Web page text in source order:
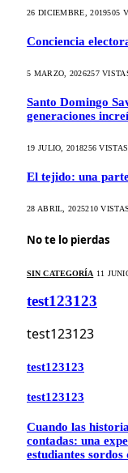
26 DICIEMBRE, 2019505
Conciencia
5 MARZO, 2026257
Santo Domingo
generaciones
19 JULIO, 2018256VISTAS
El tejido: una
28 ABRIL, 2025210VISTAS
No te lo pierdas
SIN CATEGORÍA 11
test123123
test123123
test123123
test123123
Cuando las
contadas: una
estudiantes